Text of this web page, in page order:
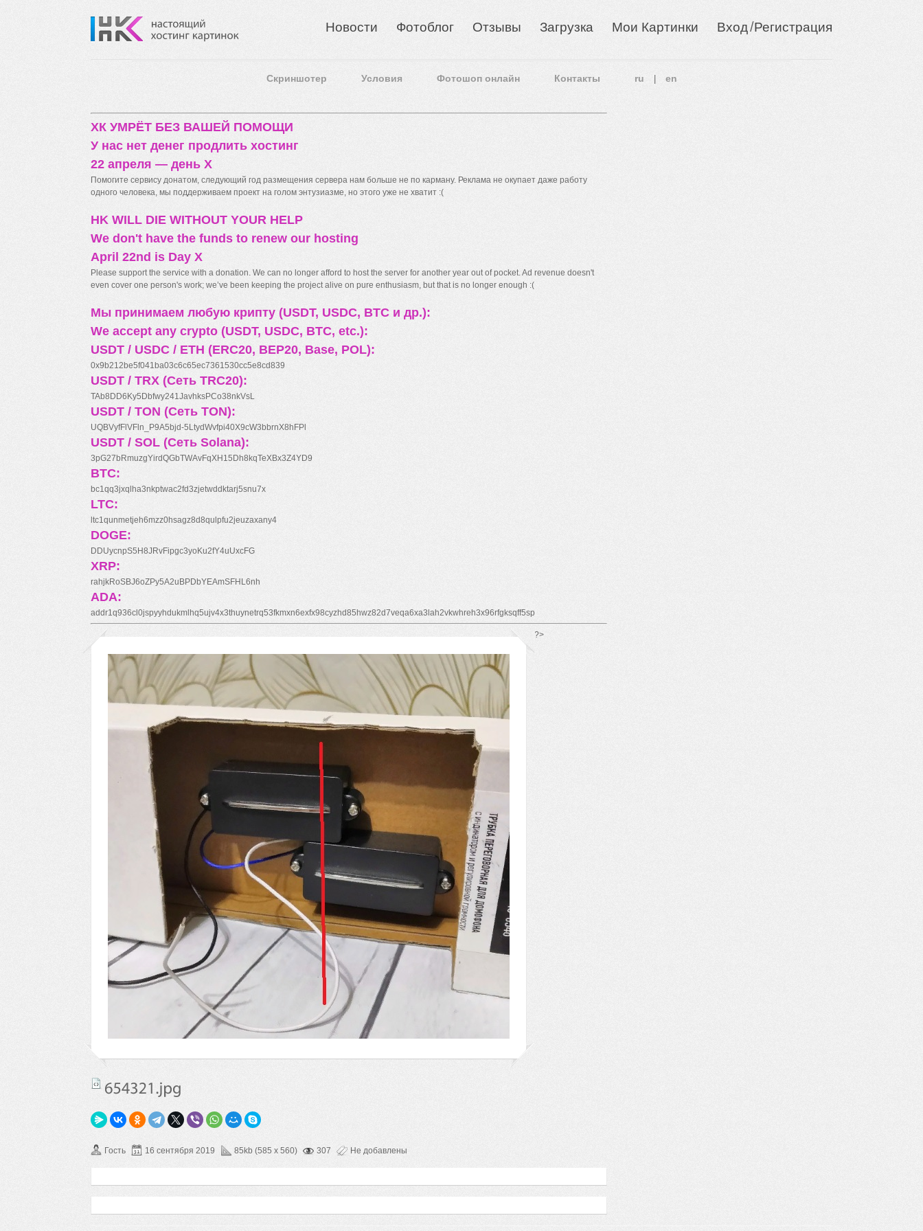
Новости Фотоблог Отзывы Загрузка Мои Картинки Вход/Регистрация
Скриншотер Условия Фотошоп онлайн Контакты ru en
ХК УМРЁТ БЕЗ ВАШЕЙ ПОМОЩИ
У нас нет денег продлить хостинг
22 апреля — день X
Помогите сервису донатом, следующий год размещения сервера нам больше не по карману. Реклама не окупает даже работу
одного человека, мы поддерживаем проект на голом энтузиазме, но этого уже не хватит :(
HK WILL DIE WITHOUT YOUR HELP
We don't have the funds to renew our hosting
April 22nd is Day X
Please support the service with a donation. We can no longer afford to host the server for another year out of pocket. Ad revenue doesn't
even cover one person's work; we’ve been keeping the project alive on pure enthusiasm, but that is no longer enough :(
Мы принимаем любую крипту (USDT, USDC, BTC и др.):
We accept any crypto (USDT, USDC, BTC, etc.):
USDT / USDC / ETH (ERC20, BEP20, Base, POL):
0x9b212be5f041ba03c6c65ec7361530cc5e8cd839
USDT / TRX (Сеть TRC20):
TAb8DD6Ky5Dbfwy241JavhksPCo38nkVsL
USDT / TON (Сеть TON):
UQBVyfFlVFln_P9A5bjd-5LtydWvfpi40X9cW3bbrnX8hFPl
USDT / SOL (Сеть Solana):
3pG27bRmuzgYirdQGbTWAvFqXH15Dh8kqTeXBx3Z4YD9
BTC:
bc1qq3jxqlha3nkptwac2fd3zjetwddktarj5snu7x
LTC:
ltc1qunmetjeh6mzz0hsagz8d8qulpfu2jeuzaxany4
DOGE:
DDUycnpS5H8JRvFipgc3yoKu2fY4uUxcFG
XRP:
rahjkRoSBJ6oZPy5A2uBPDbYEAmSFHL6nh
ADA:
addr1q936cl0jspyyhdukmlhq5ujv4x3thuynetrq53fkmxn6exfx98cyzhd85hwz82d7veqa6xa3lah2vkwhreh3x96rfgksqff5sp
*/ ?>
Гость 16 сентября 2019 85kb (585 x 560) 307 Не добавлены